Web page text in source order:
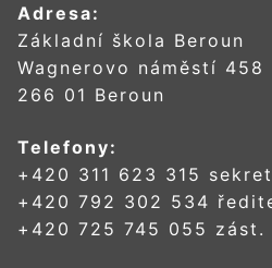
Adresa:
Základní škola Beroun
Wagnerovo náměstí 458
266 01 Beroun
Telefony:
+420 311 623 315
+420 792 302 534
+420 725 745 055 zást.